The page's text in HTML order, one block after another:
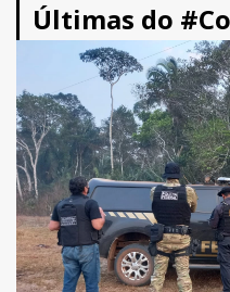
Últimas do